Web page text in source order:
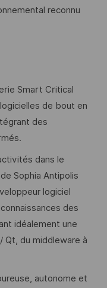
reconnu
Smart Critical
de bout en
des
dans le
Sophia Antipolis
logiciel
des
idéalement une
Qt, du middleware à
autonome et